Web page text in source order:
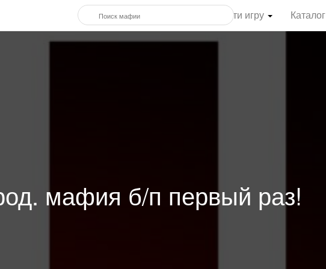
Найти игру Каталог
мафия б/п первый раз!